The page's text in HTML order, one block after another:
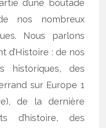
d’une boutade
nos nombreux
Nous parlons
d’Histoire : de nos
historiques, des
sur Europe 1
de la dernière
d’histoire, des